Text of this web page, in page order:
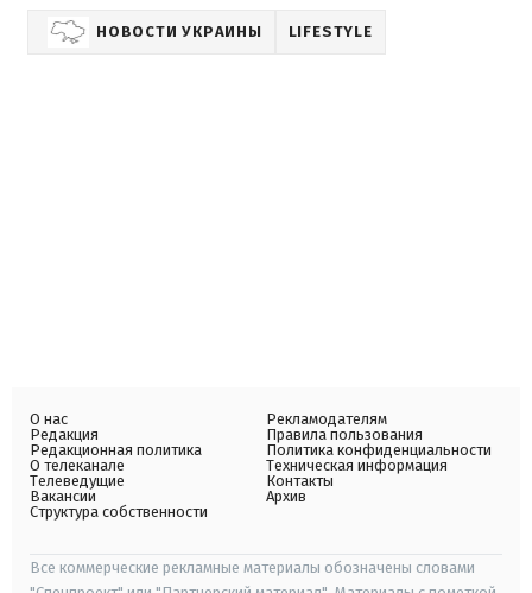
НОВОСТИ УКРАИНЫ LIFESTYLE
О нас
Редакция
Редакционная политика
О телеканале
Телеведущие
Вакансии
Структура собственности
Рекламодателям
Правила пользования
Политика конфиденциальности
Техническая информация
Контакты
Архив
Все коммерческие рекламные материалы обозначены словами